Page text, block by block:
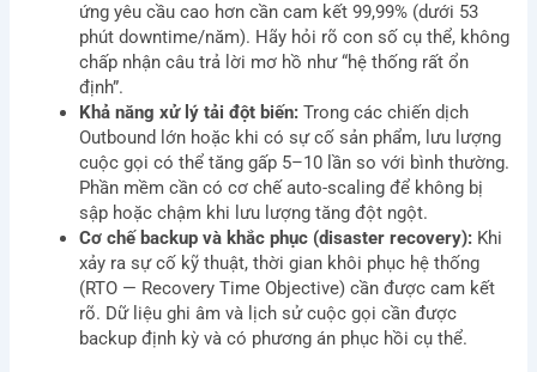
ứng yêu cầu cao hơn cần cam kết 99,99% (dưới 53
phút downtime/năm). Hãy hỏi rõ con số cụ thể, không
chấp nhận câu trả lời mơ hồ như “hệ thống rất ổn
định”.
Khả năng xử lý tải đột biến:Trong các chiến dịch
Outbound lớn hoặc khi có sự cố sản phẩm, lưu lượng
cuộc gọi có thể tăng gấp 5–10 lần so với bình thường.
Phần mềm cần có cơ chế auto-scaling để không bị
sập hoặc chậm khi lưu lượng tăng đột ngột.
Cơ chế backup và khắc phục (disaster recovery):Khi
xảy ra sự cố kỹ thuật, thời gian khôi phục hệ thống
(RTO — Recovery Time Objective) cần được cam kết
rõ. Dữ liệu ghi âm và lịch sử cuộc gọi cần được
backup định kỳ và có phương án phục hồi cụ thể.